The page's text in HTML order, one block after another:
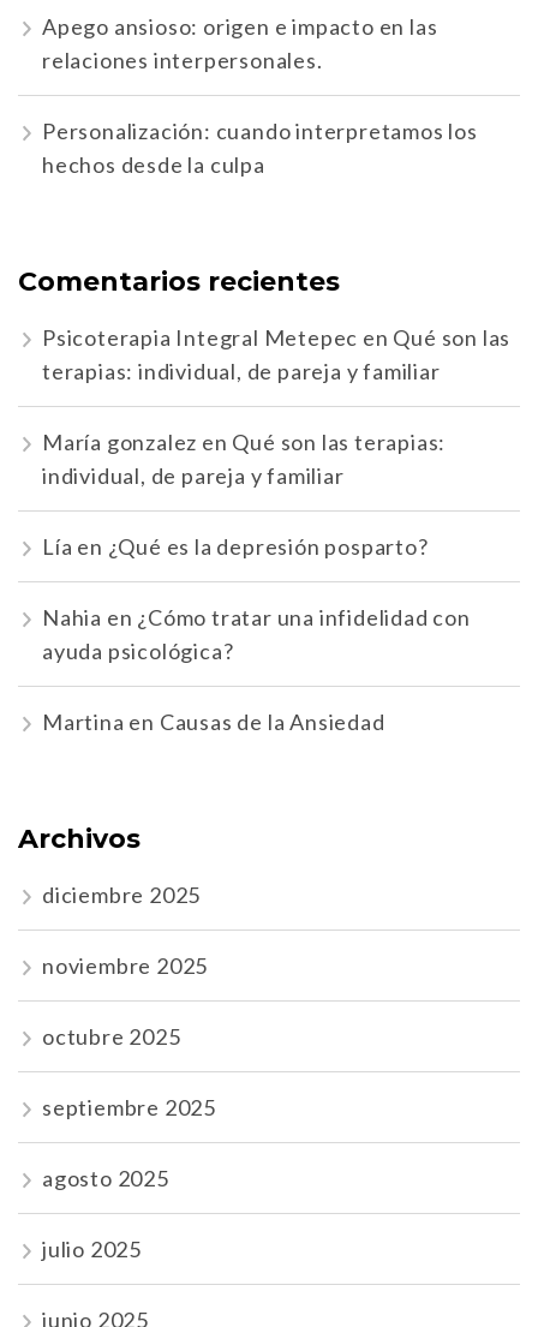
Apego ansioso: origen e impacto en las
relaciones interpersonales.
Personalización: cuando interpretamos los
hechos desde la culpa
Comentarios recientes
Psicoterapia Integral Metepec en Qué son las
terapias: individual, de pareja y familiar
María gonzalez en Qué son las terapias:
individual, de pareja y familiar
Lía en ¿Qué es la depresión posparto?
Nahia en ¿Cómo tratar una infidelidad con
ayuda psicológica?
Martina en Causas de la Ansiedad
Archivos
diciembre 2025
noviembre 2025
octubre 2025
septiembre 2025
agosto 2025
julio 2025
junio 2025